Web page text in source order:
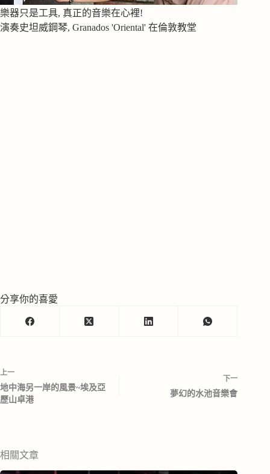
樂器只是工具, 真正的音樂在心裡!
演奏史坦威鋼琴, Granados 'Oriental' 在倫敦教堂
分享你的喜愛
上一
地中海另一岸的風景~埃及亞
歷山卓港
下一
夢幻的水池音樂會
相關文章